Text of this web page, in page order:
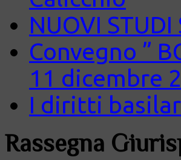
NUOVI
Convegno ”
11 dicembre
I diritti
Rassegna